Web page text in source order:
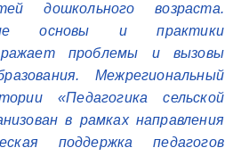
дошкольного возраста.
основы и практики
проблемы и вызовы
Межрегиональный
«Педагогика сельской
в рамках направления
поддержка педагогов